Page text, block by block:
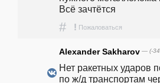
Всё зачтётся
# ! Пожаловаться
Alexander Sakharov — (-
Нет ракетных ударов
по ж/д транспортам